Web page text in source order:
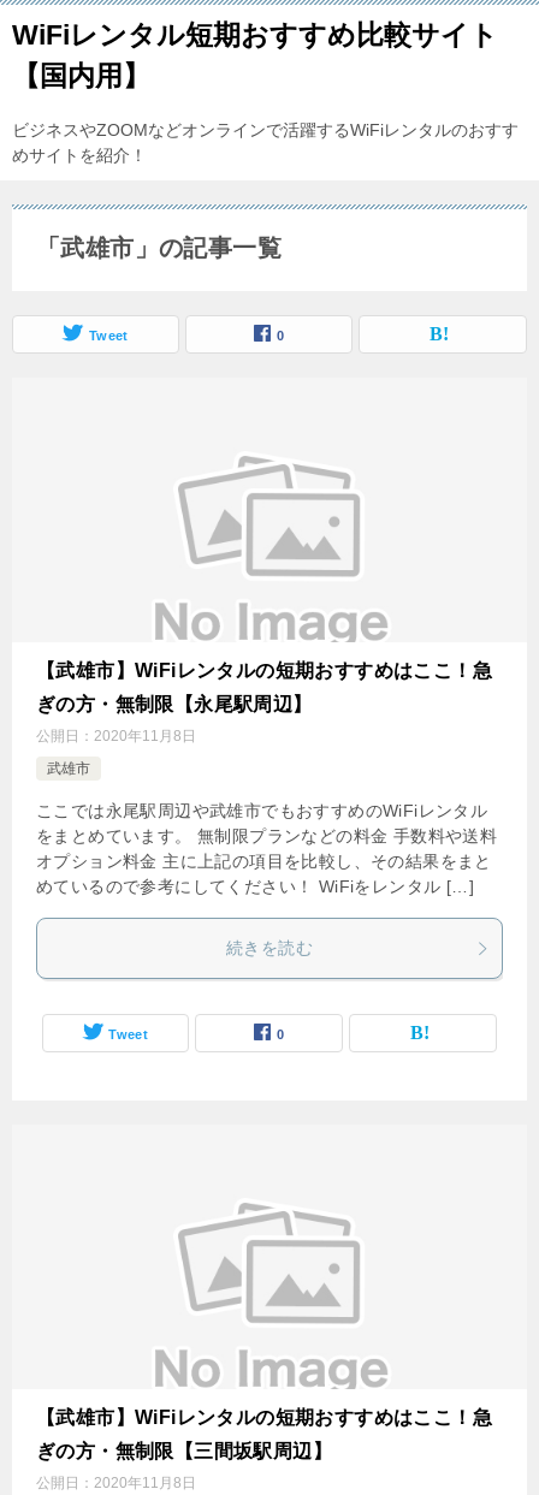
WiFiレンタル短期おすすめ比較サイト
【国内用】
ビジネスやZOOMなどオンラインで活躍するWiFiレンタルのおすす
めサイトを紹介！
「武雄市」の記事一覧
Tweet 0
【武雄市】WiFiレンタルの短期おすすめはここ！急
ぎの方・無制限【永尾駅周辺】
公開日： 2020年11月8日
武雄市
ここでは永尾駅周辺や武雄市でもおすすめのWiFiレンタル
をまとめています。 無制限プランなどの料金 手数料や送料
オプション料金 主に上記の項目を比較し、その結果をまと
めているので参考にしてください！ WiFiをレンタル […]
続きを読む
Tweet 0
【武雄市】WiFiレンタルの短期おすすめはここ！急
ぎの方・無制限【三間坂駅周辺】
公開日： 2020年11月8日